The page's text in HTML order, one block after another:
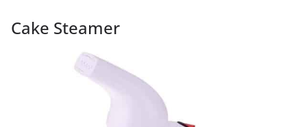
Cake Steamer